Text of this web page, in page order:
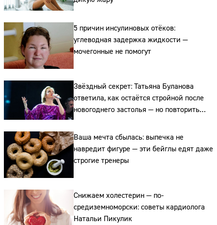
5 причин инсулиновых отёков:
углеводная задержка жидкости —
мочегонные не помогут
Звёздный секрет: Татьяна Буланова
ответила, как остаётся стройной после
новогоднего застолья — но повторить
трудно
Ваша мечта сбылась: выпечка не
навредит фигуре — эти бейглы едят даже
строгие тренеры
Снижаем холестерин — по-
средиземноморски: советы кардиолога
Натальи Пикулик
Сайт:
Телефон: